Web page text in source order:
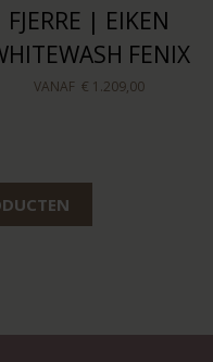
FJERRE | EIKEN
FENIX
VANAF € 1.209,00